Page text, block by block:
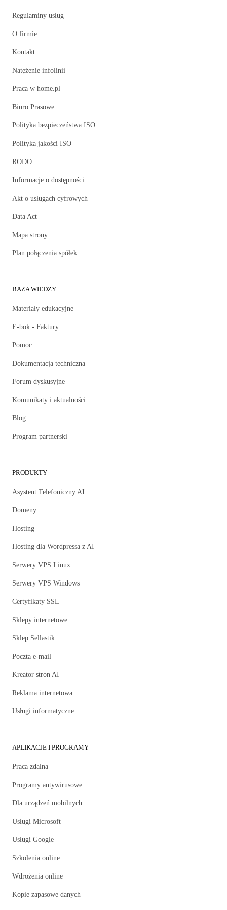
Regulaminy usług
O firmie
Kontakt
Natężenie infolinii
Praca w home.pl
Biuro Prasowe
Polityka bezpieczeństwa ISO
Polityka jakości ISO
RODO
Informacje o dostępności
Akt o usługach cyfrowych
Data Act
Mapa strony
Plan połączenia spółek
BAZA WIEDZY
Materiały edukacyjne
E-bok - Faktury
Pomoc
Dokumentacja techniczna
Forum dyskusyjne
Komunikaty i aktualności
Blog
Program partnerski
PRODUKTY
Asystent Telefoniczny AI
Domeny
Hosting
Hosting dla Wordpressa z AI
Serwery VPS Linux
Serwery VPS Windows
Certyfikaty SSL
Sklepy internetowe
Sklep Sellastik
Poczta e-mail
Kreator stron AI
Reklama internetowa
Usługi informatyczne
APLIKACJE I PROGRAMY
Praca zdalna
Programy antywirusowe
Dla urządzeń mobilnych
Usługi Microsoft
Usługi Google
Szkolenia online
Wdrożenia online
Kopie zapasowe danych